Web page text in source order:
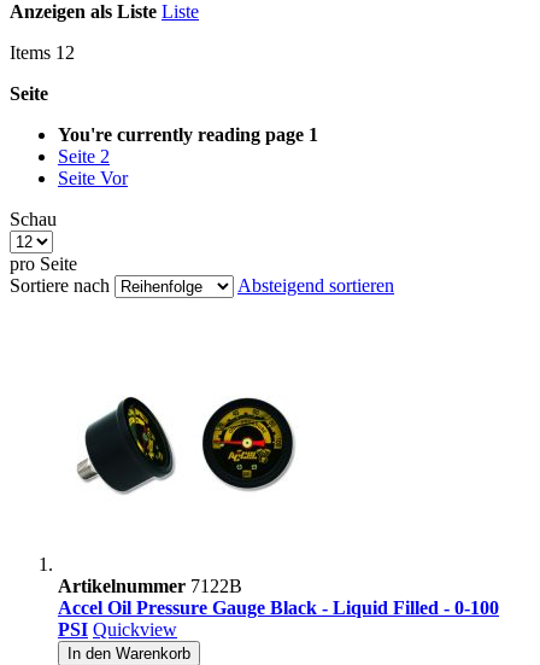
Anzeigen als Liste Liste
Items 12
Seite
You're currently reading page 1
Seite 2
Seite Vor
Schau
pro Seite
Sortiere nach
Absteigend sortieren
Artikelnummer 7122B
Accel Oil Pressure Gauge Black - Liquid Filled - 0-100
PSI Quickview
In den Warenkorb